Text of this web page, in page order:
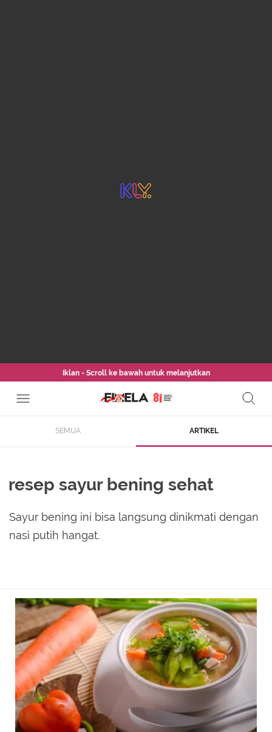
Iklan - Scroll ke bawah untuk melanjutkan
SEMUA ARTIKEL
resep sayur bening sehat
Sayur bening ini bisa langsung dinikmati dengan
nasi putih hangat.